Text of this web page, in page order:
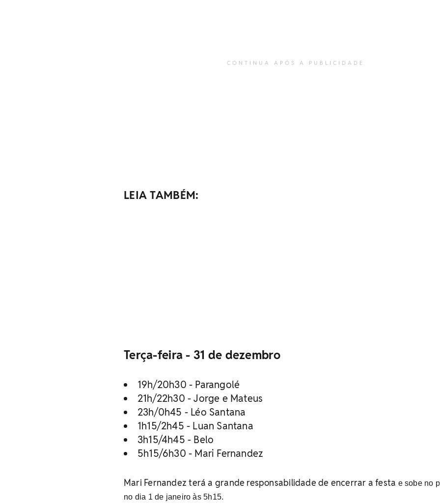
CONTINUA APÓS A PUBLICIDADE
LEIA TAMBÉM:
Terça-feira - 31 de dezembro
19h/20h30 - Parangolé
21h/22h30 - Jorge e Mateus
23h/0h45 - Léo Santana
1h15/2h45 - Luan Santana
3h15/4h45 - Belo
5h15/6h30 - Mari Fernandez
Mari Fernandez terá a grande responsabilidade de encerrar a festa e sobe no
no dia 1 de janeiro às 5h15.